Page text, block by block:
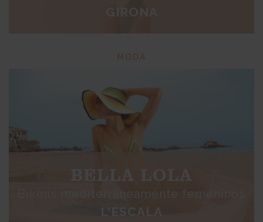
GIRONA
BELLA LOLA
Bikinis mediterráneamente femeninos
L'ESCALA